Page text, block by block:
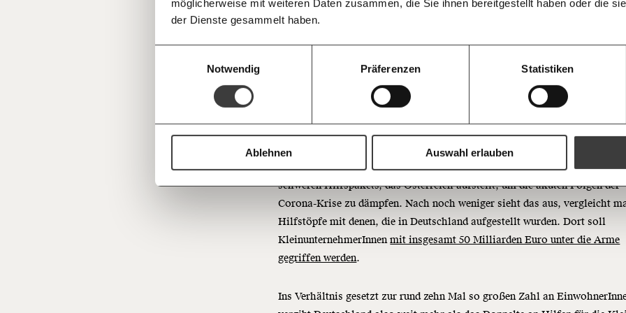
möglicherweise mit weiteren Daten zusammen, die Sie ihnen bereitgestellt haben oder die
der Dienste gesammelt haben.
Notwendig
Präferenzen Statistiken
Ablehnen Auswahl erlauben
Die Gute
Newsletter zu erhalten. Mehr
Deine Spende absetzen:Fragen und Antworten. Ich spende einmalig
100€
Ich möchte
Weiter
Threads RSS
Bluesky
zum Hausarzt und
bekommt ein Pflaster.
Patrice Fuchs, vidaflex
Zwei Milliarden Euro will die Regierung für kleine Unternehmen
Klingt viel, sind aber nur knapp über fünf Prozent des 38 Milliarden Euro
schweren Hilfspakets, das Österreich aufstellt, um die akuten Folgen der
Corona-Krise zu dämpfen. Nach noch weniger sieht das aus, vergleicht
Hilfstöpfe mit denen, die in Deutschland aufgestellt wurden. Dort soll
KleinunternehmerInnenmit insgesamt 50 Milliarden Euro unter die Arme
gegriffen werden.
Ins Verhältnis gesetzt zur rund zehn Mal so großen Zahl an